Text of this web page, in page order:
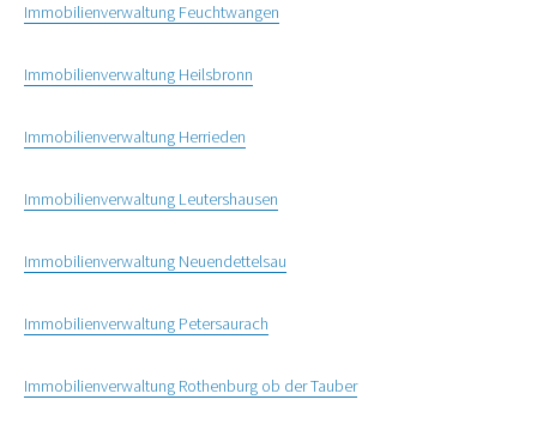
Immobilienverwaltung Feuchtwangen
Immobilienverwaltung Heilsbronn
Immobilienverwaltung Herrieden
Immobilienverwaltung Leutershausen
Immobilienverwaltung Neuendettelsau
Immobilienverwaltung Petersaurach
Immobilienverwaltung Rothenburg ob der Tauber